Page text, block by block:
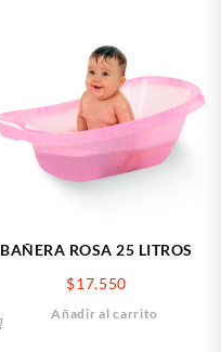
BAÑERA ROSA 25 LITROS
$17.550
Añadir al carrito